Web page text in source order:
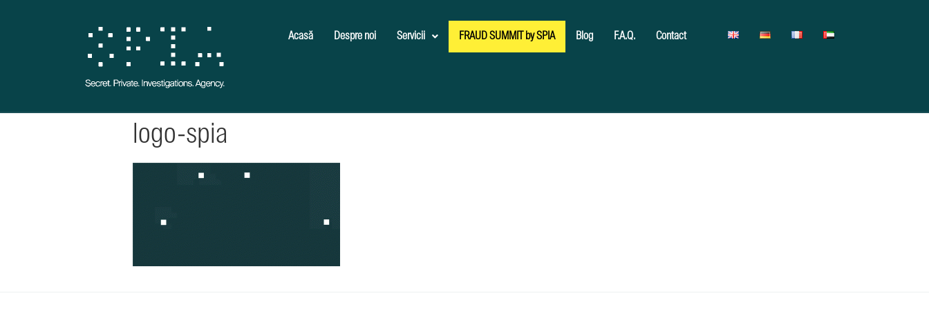
Acasă Despre noi Servicii FRAUD SUMMIT by SPIA Blog F.A.Q. Contact
logo-spia